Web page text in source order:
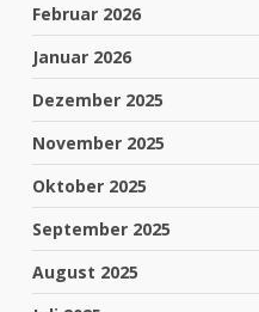
Februar 2026
Januar 2026
Dezember 2025
November 2025
Oktober 2025
September 2025
August 2025